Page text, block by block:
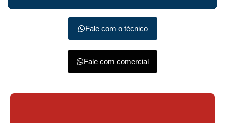
Fale com o técnico
Fale com comercial